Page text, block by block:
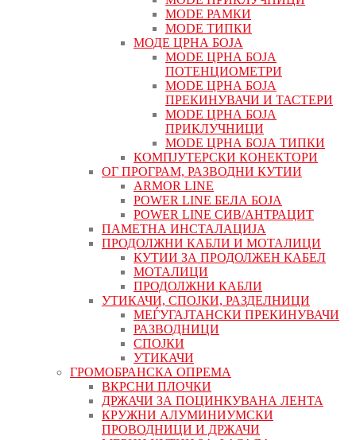
MODE РАМКИ
MODE ТИПКИ
МОДЕ ЦРНА БОЈА
MODE ЦРНА БОЈА
ПОТЕНЦИОМЕТРИ
MODE ЦРНА БОЈА
ПРЕКИНУВАЧИ И ТАСТЕРИ
MODE ЦРНА БОЈА
ПРИКЛУЧНИЦИ
MODE ЦРНА БОЈА ТИПКИ
КОМПЈУТЕРСКИ КОНЕКТОРИ
ОГ ПРОГРАМ, РАЗВОДНИ КУТИИ
ARMOR LINE
POWER LINE БЕЛА БОЈА
POWER LINE СИВ/АНТРАЦИТ
ПАМЕТНА ИНСТАЛАЦИЈА
ПРОДОЛЖНИ КАБЛИ И МОТАЛИЦИ
КУТИИ ЗА ПРОДОЛЖЕН КАБЕЛ
МОТАЛИЦИ
ПРОДОЛЖНИ КАБЛИ
УТИКАЧИ, СПОЈКИ, РАЗДЕЛНИЦИ
МЕЃУГАЈТАНСКИ ПРЕКИНУВАЧИ
РАЗВОДНИЦИ
СПОЈКИ
УТИКАЧИ
ГРОМОБРАНСКА ОПРЕМА
ВКРСНИ ПЛОЧКИ
ДРЖАЧИ ЗА ПОЦИНКУВАНА ЛЕНТА
КРУЖНИ АЛУМИНИУМСКИ
ПРОВОДНИЦИ И ДРЖАЧИ